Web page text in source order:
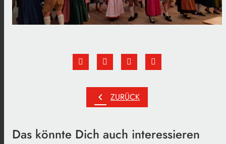
chevron_left ZURÜCK
Das könnte Dich auch interessieren